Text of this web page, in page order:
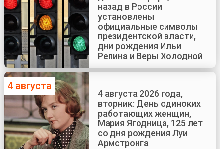
назад в России
установлены
официальные символы
президентской власти,
дни рождения Ильи
Репина и Веры Холодной
4 августа
4 августа 2026 года,
вторник: День одиноких
работающих женщин,
Мария Ягодница, 125 лет
со дня рождения Луи
Армстронга